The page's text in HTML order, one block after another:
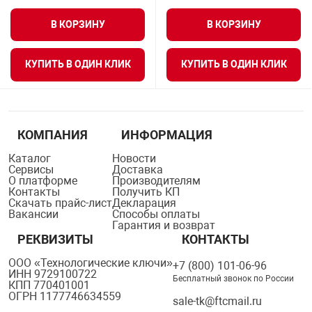
решения
безопасность
установки
оборудование
Средства
Стволы
Табло
Термошкафы
В КОРЗИНУ
КУПИТЬ В ОДИН КЛИК
В КОРЗИНУ
КУПИТЬ В ОДИН КЛИК
КОМПАНИЯ
Каталог
Сервисы
О платформе
Контакты
Скачать прайс-лист
Вакансии
ИНФОРМАЦИЯ
Новости
Доставка
Производителям
Получить КП
Декларация
Способы оплаты
Гарантия и возврат
РЕКВИЗИТЫ
ООО «Технологические ключи»
ИНН 9729100722
КПП 770401001
ОГРН 1177746634559
КОНТАКТЫ
+7 (800) 101-06-96
Бесплатный звонок по России
sale-tk@ftcmail.ru